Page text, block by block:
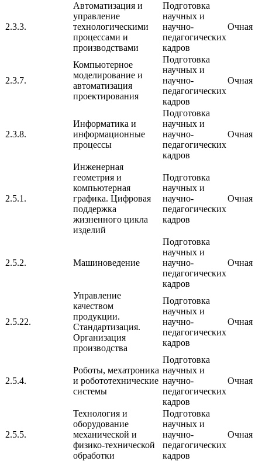
2.3.3.
Автоматизация и
управление
технологическими
процессами и
производствами
Подготовка
научных и
научно-
педагогических
кадров
Очная
2.3.7.
Компьютерное
моделирование и
автоматизация
проектирования
Подготовка
научных и
научно-
педагогических
кадров
Очная
2.3.8.
Информатика и
информационные
процессы
Подготовка
научных и
научно-
педагогических
кадров
Очная
2.5.1.
Инженерная
геометрия и
компьютерная
графика. Цифровая
поддержка
жизненного цикла
изделий
Подготовка
научных и
научно-
педагогических
кадров
Очная
2.5.2. Машиноведение
Подготовка
научных и
научно-
педагогических
кадров
Очная
2.5.22.
Управление
качеством
продукции.
Стандартизация.
Организация
производства
Подготовка
научных и
научно-
педагогических
кадров
Очная
2.5.4.
Роботы, мехатроника
и робототехнические
системы
Подготовка
научных и
научно-
педагогических
кадров
Очная
2.5.5.
Технология и
оборудование
механической и
физико-технической
обработки
Подготовка
научных и
научно-
педагогических
кадров
Очная